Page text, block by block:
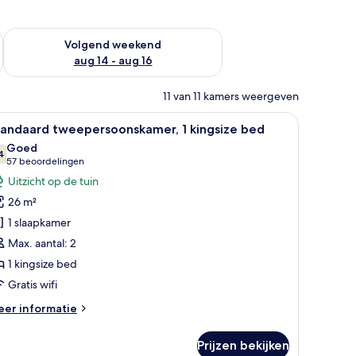
weekend aug 7 - aug 9
Volgend weekend
aug 14 - aug 16
De beschikbaarheid controleren voor volgend weekend aug
11 van 11 kamers weergeven
gordijnen.
vloer, een groen gordijn, een klein oranje poef en een poster aan de
Een hotelkamer met een bed, een televisie,
5 tweepersoonskamer, 1 kingsize bed
van 10
Goed
57 beoordelingen
(57
beoordelingen)
Uitzicht op de tuin
26 m²
1 slaapkamer
Max. aantal: 2
1 kingsize bed
Gratis wifi
informatie
Prijzen bekijken